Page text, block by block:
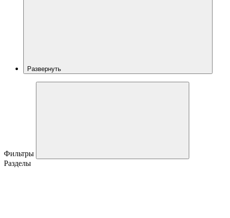
Развернуть
Фильтры
Разделы